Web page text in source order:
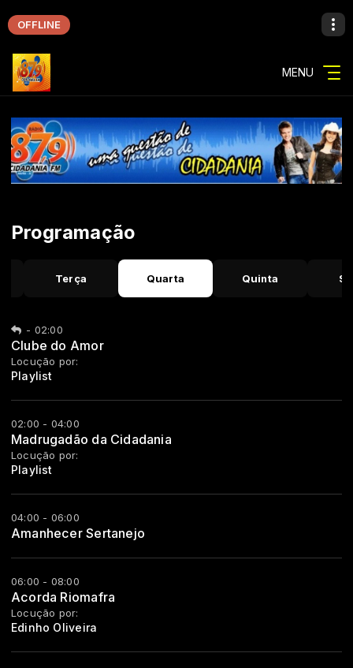
OFFLINE
MENU
Programação
Terça Quarta Quinta
- 02:00
Clube do Amor
Locução por:
Playlist
02:00 - 04:00
Madrugadão da Cidadania
Locução por:
Playlist
04:00 - 06:00
Amanhecer Sertanejo
06:00 - 08:00
Acorda Riomafra
Locução por:
Edinho Oliveira